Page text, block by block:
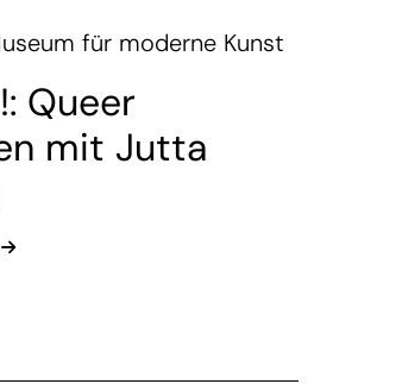
für moderne Kunst
Queer
mit Jutta